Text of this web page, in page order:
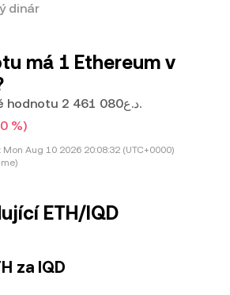
dinár
má 1 Ethereum v
1 ETH má aktuálně hodnotu د.ع2 461 080.
%)
Mon Aug 10 2026 20:08:32 (UTC+0000)
ETH/IQD
za IQD